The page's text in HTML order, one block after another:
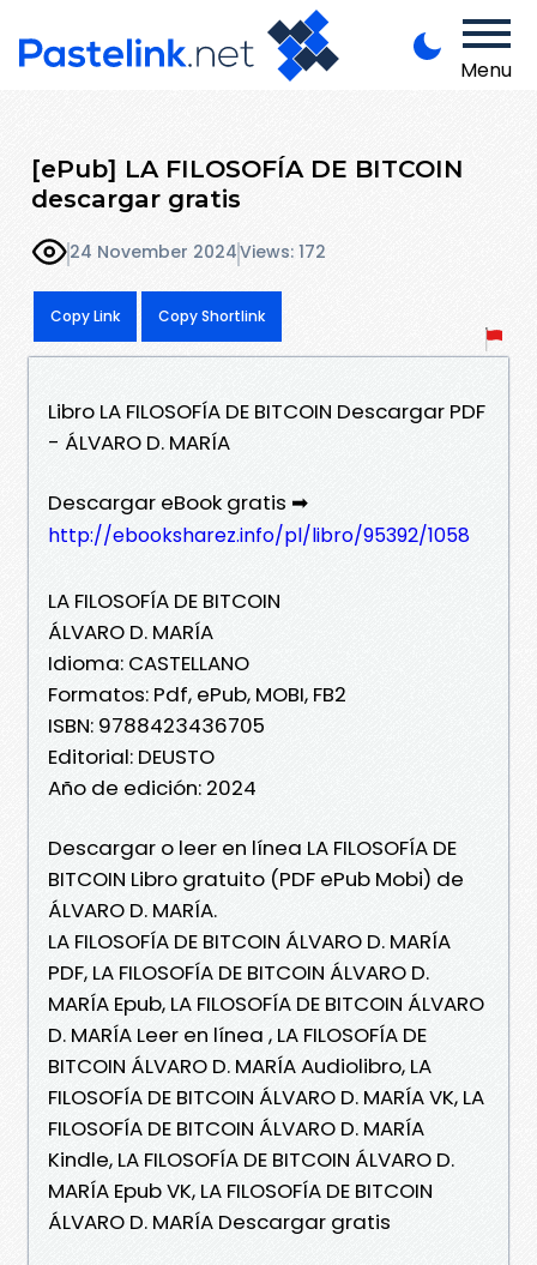
Menu
[ePub] LA FILOSOFÍA DE BITCOIN
descargar gratis
24 November 2024Views: 172
Copy Link Copy Shortlink
Libro LA FILOSOFÍA DE BITCOIN Descargar PDF
- ÁLVARO D. MARÍA
Descargar eBook gratis ➡
http://ebooksharez.info/pl/libro/95392/1058
LA FILOSOFÍA DE BITCOIN
ÁLVARO D. MARÍA
Idioma: CASTELLANO
Formatos: Pdf, ePub, MOBI, FB2
ISBN: 9788423436705
Editorial: DEUSTO
Año de edición: 2024
Descargar o leer en línea LA FILOSOFÍA DE
BITCOIN Libro gratuito (PDF ePub Mobi) de
ÁLVARO D. MARÍA.
LA FILOSOFÍA DE BITCOIN ÁLVARO D. MARÍA
PDF, LA FILOSOFÍA DE BITCOIN ÁLVARO D.
MARÍA Epub, LA FILOSOFÍA DE BITCOIN ÁLVARO
D. MARÍA Leer en línea , LA FILOSOFÍA DE
BITCOIN ÁLVARO D. MARÍA Audiolibro, LA
FILOSOFÍA DE BITCOIN ÁLVARO D. MARÍA VK, LA
FILOSOFÍA DE BITCOIN ÁLVARO D. MARÍA
Kindle, LA FILOSOFÍA DE BITCOIN ÁLVARO D.
MARÍA Epub VK, LA FILOSOFÍA DE BITCOIN
ÁLVARO D. MARÍA Descargar gratis